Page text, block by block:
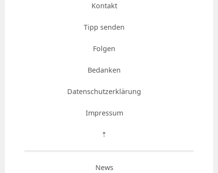
Kontakt
Tipp senden
Folgen
Bedanken
Datenschutzerklärung
Impressum
⇡
News